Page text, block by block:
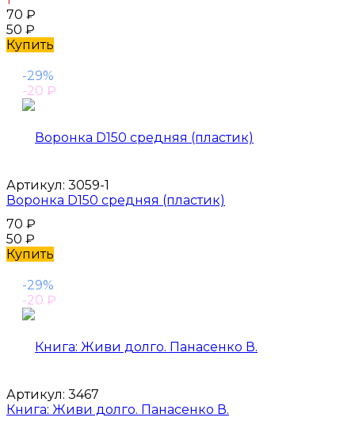
70 ₽
50 ₽
Купить
-29%
-20 ₽
Артикул: 3059-1
Воронка D150 средняя (пластик)
70 ₽
50 ₽
Купить
-29%
-20 ₽
Артикул: 3467
Книга: Живи долго. Панасенко В.